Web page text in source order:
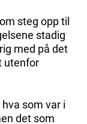
steg opp til
stadig
med på det
utenfor
som var i
det som